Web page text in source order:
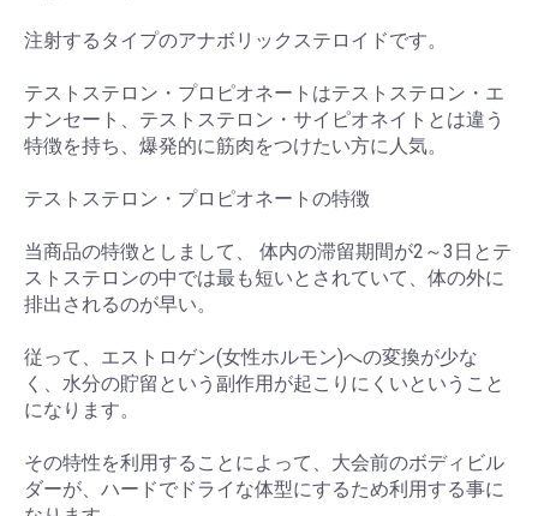
注射するタイプのアナボリックステロイドです。
テストステロン・プロピオネートはテストステロン・エ
ナンセート、テストステロン・サイピオネイトとは違う
特徴を持ち、爆発的に筋肉をつけたい方に人気。
テストステロン・プロピオネートの特徴
当商品の特徴としまして、 体内の滞留期間が2～3日とテ
ストステロンの中では最も短いとされていて、体の外に
排出されるのが早い。
従って、エストロゲン(女性ホルモン)への変換が少な
く、水分の貯留という副作用が起こりにくいということ
になります。
その特性を利用することによって、大会前のボディビル
ダーが、ハードでドライな体型にするため利用する事に